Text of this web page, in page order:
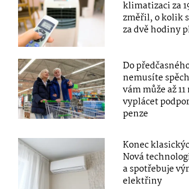
klimatizaci za
změřil, o kolik
za dvě hodiny
Do
nemusíte
vám může až
vyplácet
penze
Konec
Nová
a spotřebuje
elektřiny